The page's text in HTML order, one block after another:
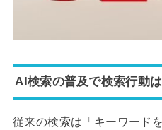
AI検索の普及で検索行動
従来の検索は「キーワード